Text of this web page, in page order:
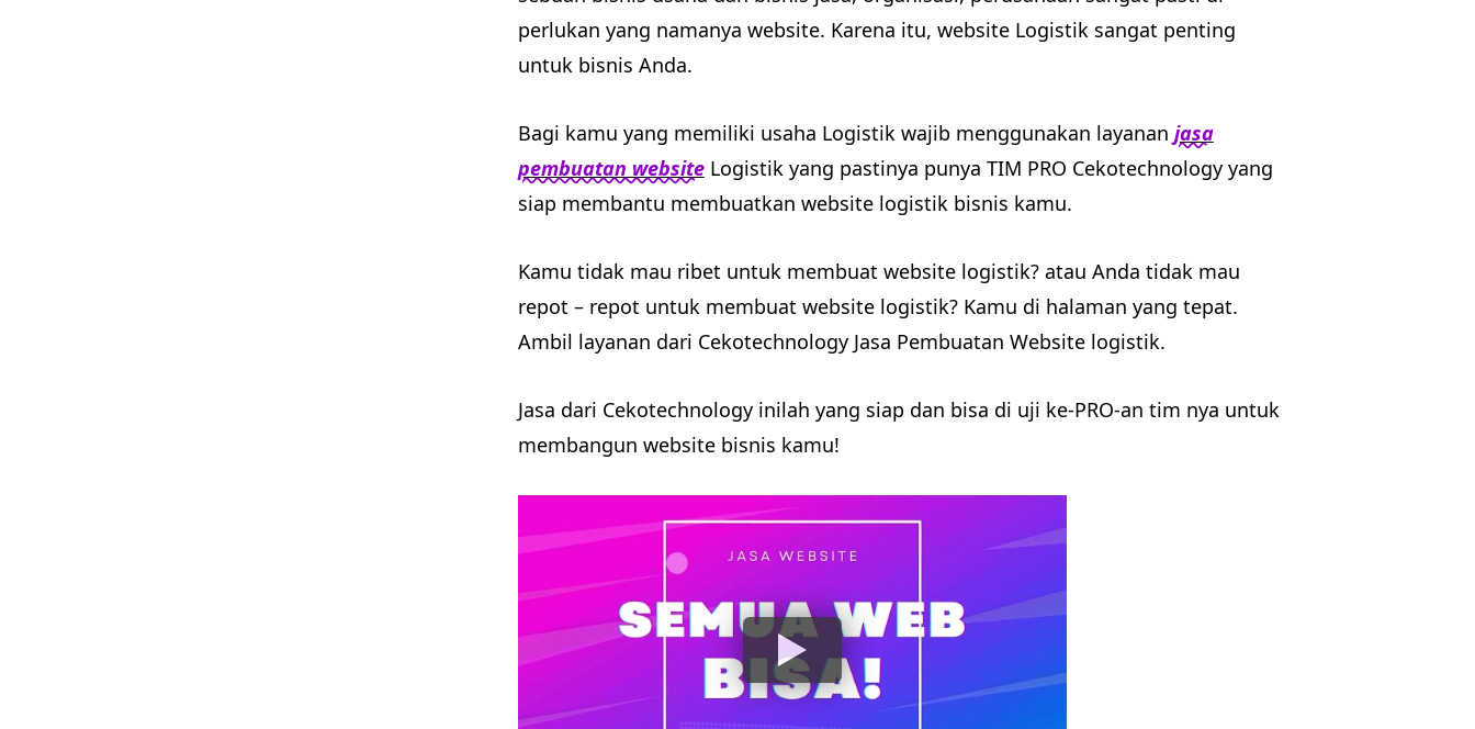
perlukan yang namanya website. Karena itu, website Logistik sangat penting
untuk bisnis Anda.
Bagi kamu yang memiliki usaha Logistik wajib menggunakan layanan jasa
pembuatan website Logistik yang pastinya punya TIM PRO Cekotechnology yang
siap membantu membuatkan website logistik bisnis kamu.
Kamu tidak mau ribet untuk membuat website logistik? atau Anda tidak mau
repot – repot untuk membuat website logistik? Kamu di halaman yang tepat.
Ambil layanan dari Cekotechnology Jasa Pembuatan Website logistik.
Jasa dari Cekotechnology inilah yang siap dan bisa di uji ke-PRO-an tim nya untuk
membangun website bisnis kamu!